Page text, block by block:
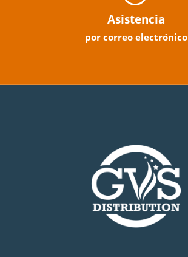
Asistencia
por correo electrónico